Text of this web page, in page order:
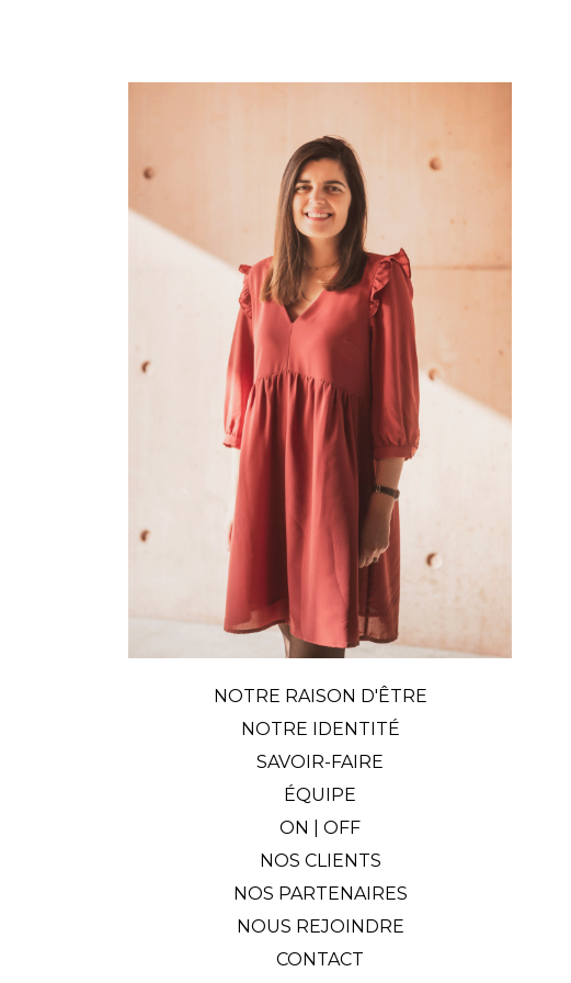
NOTRE RAISON D'ÊTRE
NOTRE IDENTITÉ
SAVOIR-FAIRE
ÉQUIPE
ON | OFF
NOS CLIENTS
NOS PARTENAIRES
NOUS REJOINDRE
CONTACT